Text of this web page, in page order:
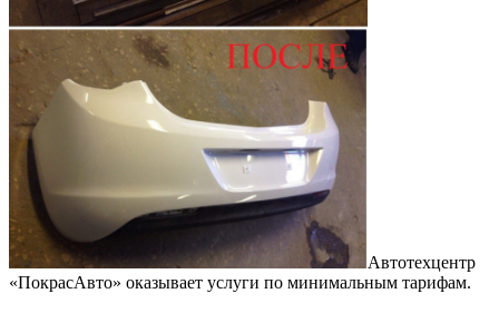
Автотехцентр
«ПокрасАвто» оказывает услуги по минимальным тарифам.